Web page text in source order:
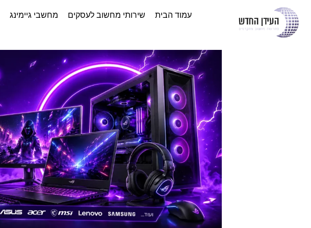
עמוד הבית שירותי מחשוב לעסקים מחשבי גיימינג